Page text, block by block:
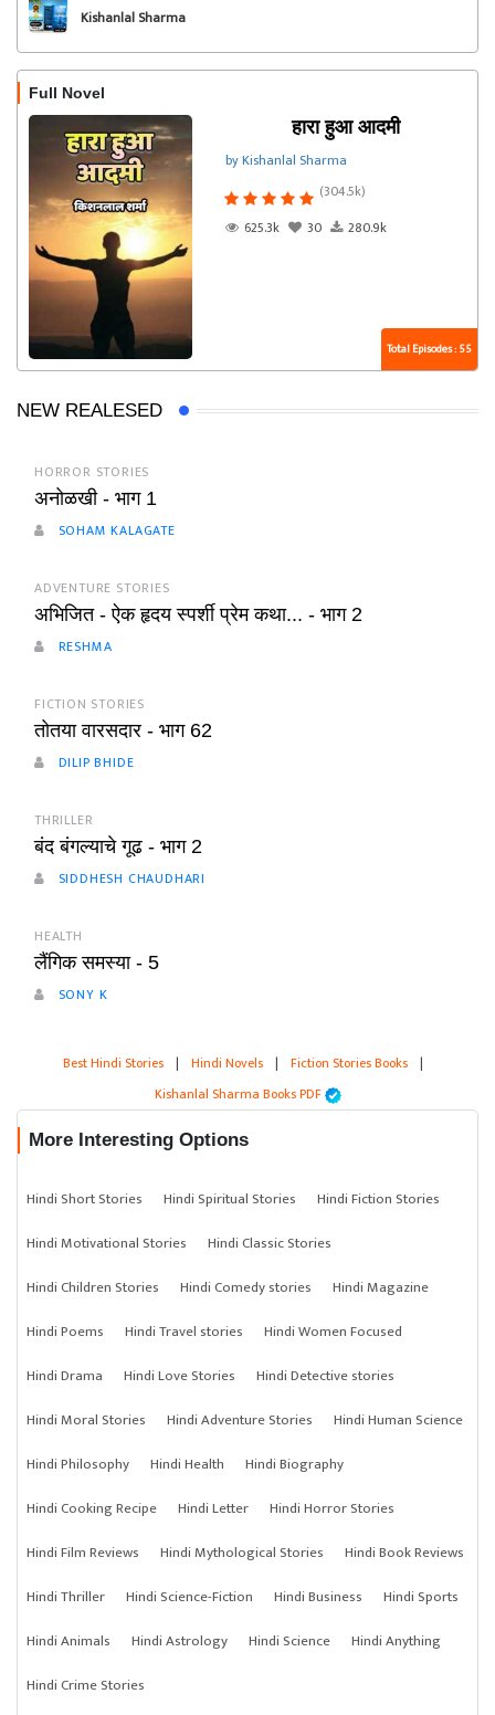
Kishanlal Sharma
Full Novel
हारा हुआ आदमी
by Kishanlal Sharma
(304.5k)
625.3k
30 280.9k
Total Episodes : 55
NEW REALESED
HORROR STORIES
अनोळखी - भाग 1
SOHAM KALAGATE
ADVENTURE STORIES
अभिजित - ऐक हृदय स्पर्शी प्रेम कथा... - भाग 2
RESHMA
FICTION STORIES
तोतया वारसदार - भाग 62
DILIP BHIDE
THRILLER
बंद बंगल्याचे गूढ - भाग 2
SIDDHESH CHAUDHARI
HEALTH
लैंगिक समस्या - 5
SONY K
Best Hindi Stories | Hindi Novels | Fiction Stories Books |
Kishanlal Sharma Books PDF
More Interesting Options
Hindi Short Stories Hindi Spiritual Stories
Hindi Fiction Stories
Hindi Motivational Stories
Hindi Classic Stories
Hindi Children Stories
Hindi Comedy stories
Hindi Magazine
Hindi Poems
Hindi Travel stories
Hindi Women Focused
Hindi Drama
Hindi Love Stories
Hindi Detective stories
Hindi Moral Stories
Hindi Adventure Stories
Hindi Human Science
Hindi Philosophy
Hindi Health
Hindi Biography
Hindi Cooking Recipe
Hindi Letter
Hindi Horror Stories
Hindi Film Reviews
Hindi Mythological Stories
Hindi Book Reviews
Hindi Thriller
Hindi Science-Fiction Hindi Business
Hindi Sports
Hindi Animals
Hindi Astrology Hindi Science
Hindi Anything
Hindi Crime Stories